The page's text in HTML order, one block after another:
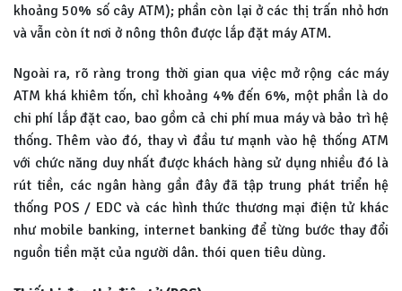
khoảng 50% số cây ATM); phần còn lại ở các thị trấn nhỏ hơn
và vẫn còn ít nơi ở nông thôn được lắp đặt máy ATM.
Ngoài ra, rõ ràng trong thời gian qua việc mở rộng các máy
ATM khá khiêm tốn, chỉ khoảng 4% đến 6%, một phần là do
chi phí lắp đặt cao, bao gồm cả chi phí mua máy và bảo trì hệ
thống. Thêm vào đó, thay vì đầu tư mạnh vào hệ thống ATM
với chức năng duy nhất được khách hàng sử dụng nhiều đó là
rút tiền, các ngân hàng gần đây đã tập trung phát triển hệ
thống POS / EDC và các hình thức thương mại điện tử khác
như mobile banking, internet banking để từng bước thay đổi
nguồn tiền mặt của người dân. thói quen tiêu dùng.